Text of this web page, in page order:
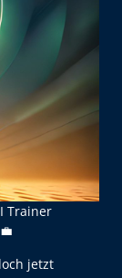
Trainer
jetzt